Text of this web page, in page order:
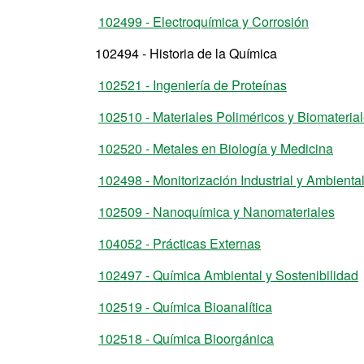
102499 - Electroquímica y Corrosión
102494 - Historia de la Química
102521 - Ingeniería de Proteínas
102510 - Materiales Poliméricos y
102520 - Metales en Biología y Medicina
102498 - Monitorización Industrial y Ambiental
102509 - Nanoquímica y Nanomateriales
104052 - Prácticas Externas
102497 - Química Ambiental y Sostenibilidad
102519 - Química Bioanalítica
102518 - Química Bioorgánica